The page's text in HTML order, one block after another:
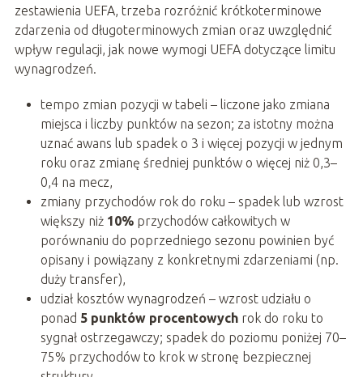
zestawienia UEFA, trzeba rozróżnić krótkoterminowe
zdarzenia od długoterminowych zmian oraz uwzględnić
wpływ regulacji, jak nowe wymogi UEFA dotyczące limitu
wynagrodzeń.
tempo zmian pozycji w tabeli – liczone jako zmiana
miejsca i liczby punktów na sezon; za istotny można
uznać awans lub spadek o 3 i więcej pozycji w jednym
roku oraz zmianę średniej punktów o więcej niż 0,3–
0,4 na mecz,
zmiany przychodów rok do roku – spadek lub wzrost
większy niż 10%przychodów całkowitych w
porównaniu do poprzedniego sezonu powinien być
opisany i powiązany z konkretnymi zdarzeniami (np.
duży transfer),
udział kosztów wynagrodzeń – wzrost udziału o
ponad 5 punktów procentowychrok do roku to
sygnał ostrzegawczy; spadek do poziomu poniżej 70–
75% przychodów to krok w stronę bezpiecznej